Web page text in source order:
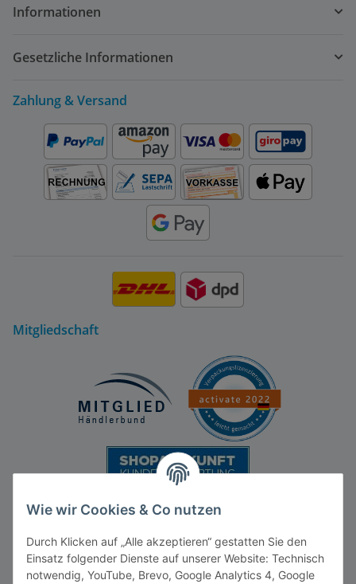
Wie wir Cookies & Co nutzen
Durch Klicken auf „Alle akzeptieren“ gestatten Sie den
Einsatz folgender Dienste auf unserer Website: Technisch
notwendig, YouTube, Brevo, Google Analytics 4, Google
Informationen
Gesetzliche Informationen
Zahlung & Versand
Mitgliedschaft